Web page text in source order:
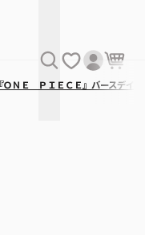
『ＯＮＥ ＰＩＥＣＥ』バースデ